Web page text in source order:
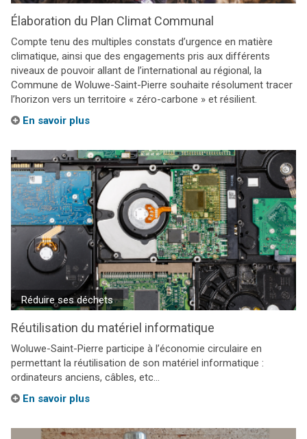
Élaboration du Plan Climat Communal
Compte tenu des multiples constats d’urgence en matière
climatique, ainsi que des engagements pris aux différents
niveaux de pouvoir allant de l’international au régional, la
Commune de Woluwe-Saint-Pierre souhaite résolument tracer
l’horizon vers un territoire « zéro-carbone » et résilient.
En savoir plus
Réduire ses déchets
Réutilisation du matériel informatique
Woluwe-Saint-Pierre participe à l’économie circulaire en
permettant la réutilisation de son matériel informatique :
ordinateurs anciens, câbles, etc…
En savoir plus